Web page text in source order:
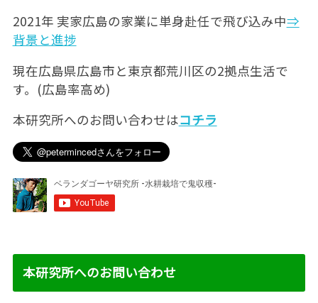
2021年 実家広島の家業に単身赴任で飛び込み中⇒
背景と進捗
現在広島県広島市と東京都荒川区の2拠点生活で
す。(広島率高め)
本研究所へのお問い合わせはコチラ
本研究所へのお問い合わせ